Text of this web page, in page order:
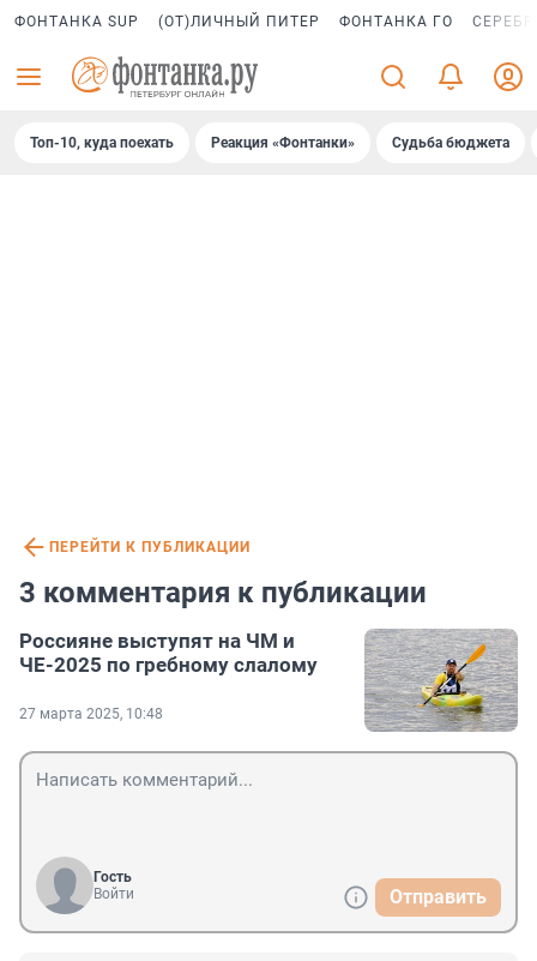
ФОНТАНКА SUP (ОТ)ЛИЧНЫЙ ПИТЕР ФОНТАНКА ГО
Топ-10, куда поехать Реакция «Фонтанки» Судьба бюджета
ПЕРЕЙТИ К ПУБЛИКАЦИИ
3 комментария к публикации
Россияне выступят на ЧМ и
ЧЕ-2025 по гребному слалому
27 марта 2025, 10:48
Гость
Войти
Отправить